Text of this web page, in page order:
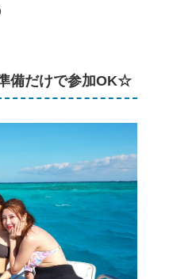
備だけで参加OK☆